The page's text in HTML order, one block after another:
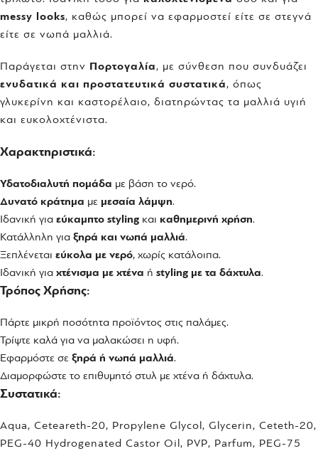
messy looks, καθώς μπορεί να εφαρμοστεί είτε σε στεγνά
είτε σε νωπά μαλλιά.
Παράγεται στην Πορτογαλία, με σύνθεση που συνδυάζει
ενυδατικά και προστατευτικά συστατικά, όπως
γλυκερίνη και καστορέλαιο, διατηρώντας τα μαλλιά υγιή
και ευκολοχτένιστα.
Χαρακτηριστικά:
Υδατοδιαλυτή πομάδα με βάση το νερό.
Δυνατό κράτημα με μεσαία λάμψη.
Ιδανική για εύκαμπτο styling και καθημερινή χρήση.
Κατάλληλη για ξηρά και νωπά μαλλιά.
Ξεπλένεται εύκολα με νερό, χωρίς κατάλοιπα.
Ιδανική για χτένισμα με χτένα ή styling με τα δάχτυλα.
Τρόπος Χρήσης:
Πάρτε μικρή ποσότητα προϊόντος στις παλάμες.
Τρίψτε καλά για να μαλακώσει η υφή.
Εφαρμόστε σε ξηρά ή νωπά μαλλιά.
Διαμορφώστε το επιθυμητό στυλ με χτένα ή δάχτυλα.
Συστατικά:
Aqua, Ceteareth-20, Propylene Glycol, Glycerin, Ceteth-20,
PEG-40 Hydrogenated Castor Oil, PVP, Parfum, PEG-75